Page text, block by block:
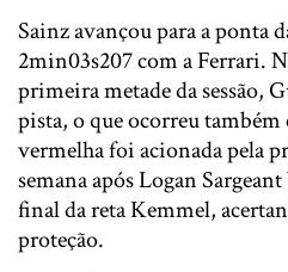
Sainz avançou para a ponta
2min03s207 com a Ferrari.
primeira metade da sessão,
pista, o que ocorreu
vermelha foi acionada pela
semana após Logan
final da reta Kemmel,
proteção.